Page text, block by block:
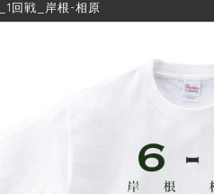
回戦_岸根-相原